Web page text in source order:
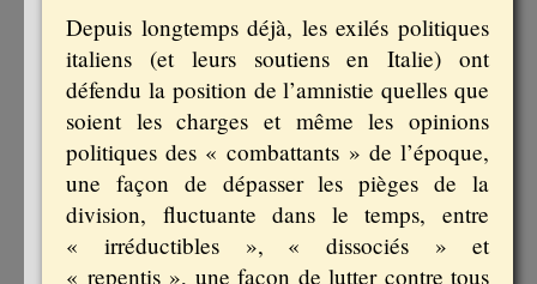
Depuis longtemps déjà, les exilés politiques
italiens (et leurs soutiens en Italie) ont
défendu la position de l’amnistie quelles que
soient les charges et même les opinions
politiques des « combattants » de l’époque,
une façon de dépasser les pièges de la
division, fluctuante dans le temps, entre
« irréductibles », « dissociés » et
« repentis », une façon de lutter contre tous